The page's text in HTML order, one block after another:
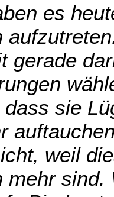
es
gerade
dass sie
weil
mehr sind.